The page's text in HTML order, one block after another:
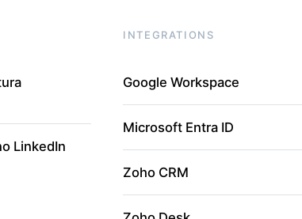
LinkedIn
INTEGRATIONS
Google Workspace
Microsoft Entra ID
Zoho CRM